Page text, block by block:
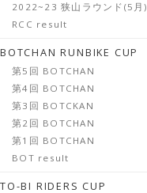
2022~23 狭山ラウンド(5月)
RCC result
BOTCHAN RUNBIKE CUP
第5回 BOTCHAN
第4回 BOTCHAN
第3回 BOTCKAN
第2回 BOTCHAN
第1回 BOTCHAN
BOT result
TO-BI RIDERS CUP